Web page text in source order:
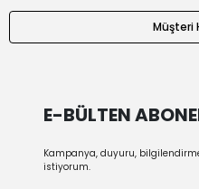
Müşteri
E-BÜLTEN
Kampanya, duyuru,
istiyorum.